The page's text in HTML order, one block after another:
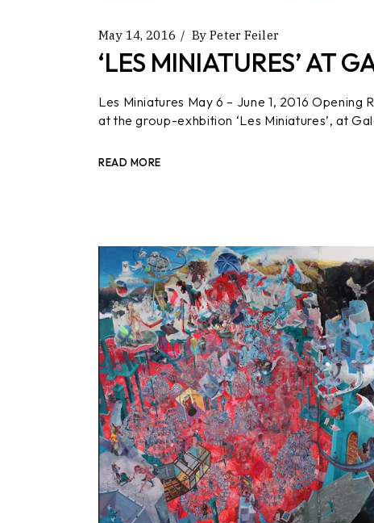
May 14, 2016 By Peter Feiler
‘LES MINIATURES’ AT
Les Miniatures May 6 – June 1, 2016
at the group-exhbition ‘Les Miniatures’, at
READ MORE